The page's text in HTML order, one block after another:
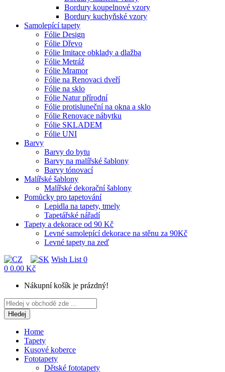
Bordury koupelnové vzory
Bordury kuchyňské vzory
Samolepící tapety
Fólie Design
Fólie Dřevo
Fólie Imitace obklady a dlažba
Fólie Metráž
Fólie Mramor
Fólie na Renovaci dveří
Fólie na sklo
Fólie Natur přírodní
Fólie protisluneční na okna a sklo
Fólie Renovace nábytku
Fólie SKLADEM
Fólie UNI
Barvy
Barvy do bytu
Barvy na malířské šablony
Barvy tónovací
Malířské šablony
Malířské dekorační šablony
Pomůcky pro tapetování
Lepidla na tapety, tmely
Tapetářské nářadí
Tapety a dekorace od 90 Kč
Levné samolepící dekorace na stěnu za 90Kč
Levné tapety na zeď
Wish List 0
0 0.00 Kč
Nákupní košík je prázdný!
Hledej
Home
Tapety
Kusové koberce
Fototapety
Dětské fototapety